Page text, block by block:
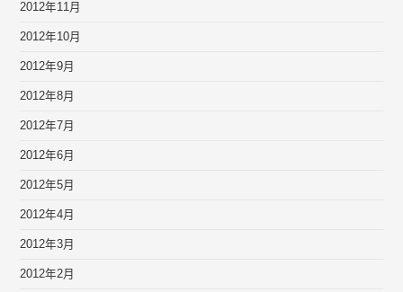
2012年11月
2012年10月
2012年9月
2012年8月
2012年7月
2012年6月
2012年5月
2012年4月
2012年3月
2012年2月